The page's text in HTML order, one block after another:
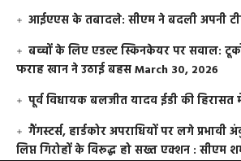
आईएएस के तबादले: सीएम ने बदली अपनी
बच्चों के लिए एडल्ट स्किनकेयर पर सवाल:
फराह खान ने उठाई बहसMarch 30, 2026
पूर्व विधायक बलजीत यादव ईडी की हिरासत
गैंगस्टर्स, हार्डकोर अपराधियों पर लगे
लिप्त गिरोहों के विरूद्ध हो सख्त एक्शन : सीएम